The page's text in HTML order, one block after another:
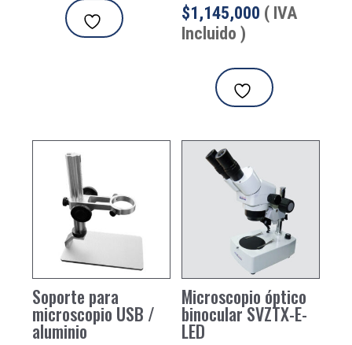
$1,145,000 ( IVA
Incluido )
Soporte para
microscopio USB /
aluminio
Microscopio óptico
binocular SVZTX-E-
LED